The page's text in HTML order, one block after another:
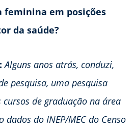
feminina em posições
da saúde?
Alguns anos atrás, conduzi,
pesquisa, uma pesquisa
de graduação na área
dados do INEP/MEC do Censo